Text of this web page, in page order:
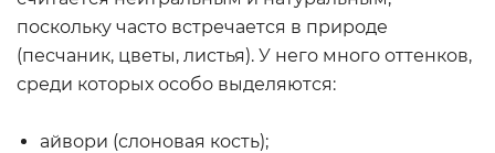
поскольку часто встречается в природе
(песчаник, цветы, листья). У него много оттенков,
среди которых особо выделяются:
айвори (слоновая кость);